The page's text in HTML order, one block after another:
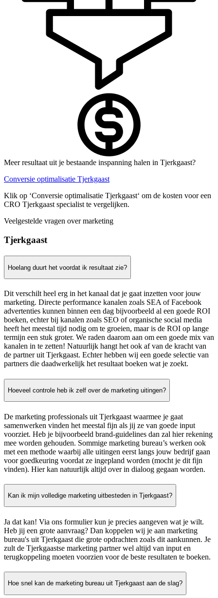
Meer resultaat uit je bestaande inspanning halen in Tjerkgaast?
Conversie optimalisatie Tjerkgaast
Klik op ‘Conversie optimalisatie Tjerkgaast‘ om de kosten voor een
CRO Tjerkgaast specialist te vergelijken.
Veelgestelde vragen over marketing
Tjerkgaast
Hoelang duurt het voordat ik resultaat zie?
Dit verschilt heel erg in het kanaal dat je gaat inzetten voor jouw
marketing. Directe performance kanalen zoals SEA of Facebook
advertenties kunnen binnen een dag bijvoorbeeld al een goede ROI
boeken, echter bij kanalen zoals SEO of organische social media
heeft het meestal tijd nodig om te groeien, maar is de ROI op lange
termijn een stuk groter. We raden daarom aan om een goede mix van
kanalen in te zetten! Natuurlijk hangt het ook af van de kracht van
de partner uit Tjerkgaast. Echter hebben wij een goede selectie van
partners die daadwerkelijk het resultaat boeken wat je zoekt.
Hoeveel controle heb ik zelf over de marketing uitingen?
De marketing professionals uit Tjerkgaast waarmee je gaat
samenwerken vinden het meestal fijn als jij ze van goede input
voorziet. Heb je bijvoorbeeld brand-guidelines dan zal hier rekening
mee worden gehouden. Sommige marketing bureau’s werken ook
met een methode waarbij alle uitingen eerst langs jouw bedrijf gaan
voor goedkeuring voordat ze ingepland worden (mocht je dit fijn
vinden). Hier kan natuurlijk altijd over in dialoog gegaan worden.
Kan ik mijn volledige marketing uitbesteden in Tjerkgaast?
Ja dat kan! Via ons formulier kun je precies aangeven wat je wilt.
Heb jij een grote aanvraag? Dan koppelen wij je aan marketing
bureau's uit Tjerkgaast die grote opdrachten zoals dit aankunnen. Je
zult de Tjerkgaastse marketing partner wel altijd van input en
terugkoppeling moeten voorzien voor de beste resultaten te boeken.
Hoe snel kan de marketing bureau uit Tjerkgaast aan de slag?